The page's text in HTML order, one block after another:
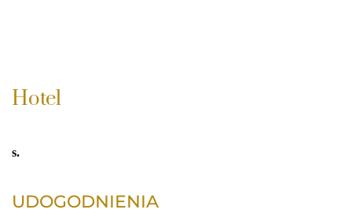
Hotel
s.
UDOGODNIENIA